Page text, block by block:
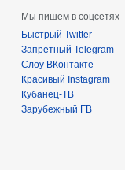
Мы пишем в соцсетях
Быстрый Twitter
Запретный Telegram
Слоу ВКонтакте
Красивый Instagram
Кубанец-ТВ
Зарубежный FB